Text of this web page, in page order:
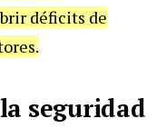
déficits de
seguridad